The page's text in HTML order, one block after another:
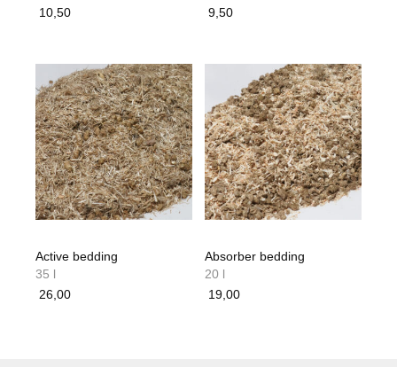
10,50
9,50
Active bedding
35 l
26,00
Absorber bedding
20 l
19,00